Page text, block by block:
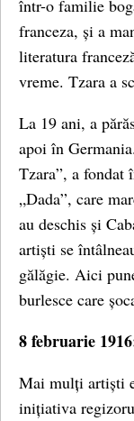
într-o familie
franceza, și a
literatura
vreme. Tzara a
La 19 ani, a
apoi în
Tzara”, a fondat
„Dada”, care
au deschis și
artiști se
gălăgie. Aici
burlesce care
8 februarie
Mai mulți artiști
inițiativa